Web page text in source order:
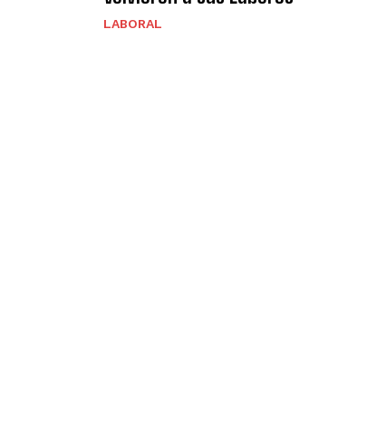
LABORAL